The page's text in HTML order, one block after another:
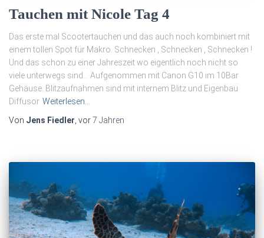
Tauchen mit Nicole Tag 4
Das erste mal Scootertauchen und das auch noch kombiniert mit
einem tollen Spot für Makro. Schnecken , Schnecken , Schnecken !
Und das schon zu einer Jahreszeit wo eigentlich noch nicht so
viele unterwegs sind… Aufgenommen mit Canon G10 im 10Bar
Gehäuse. Blitzaufnahmen sind mit internem Blitz und Eigenbau
Diffusor Weiterlesen…
Von Jens Fiedler, vor7 Jahren